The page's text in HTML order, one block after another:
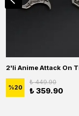
%20
₺ 449.90
₺ 359.90